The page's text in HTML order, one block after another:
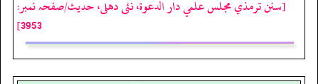
[سنن ترمذي مجلس علمي دار الدعوة، نئى دهلى، حدیث/صفحہ نمبر:
3953]